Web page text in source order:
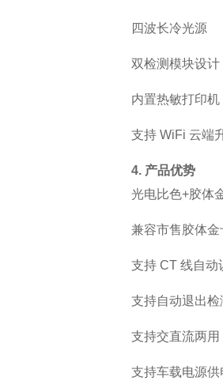
四波长冷光源
双检测模块设计
内置热敏打印机
支持WiFi 云端
4. 产品优势
光电比色+胶体
兼容市售胶体金
支持CT 线自动
支持自动退出检
支持交直流两用
支持车载电源供